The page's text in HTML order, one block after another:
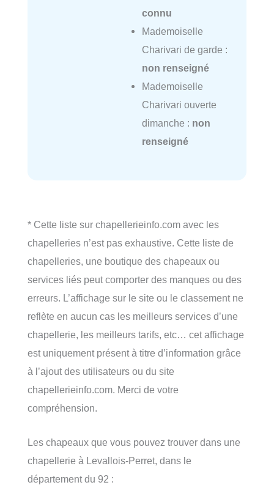
connu
Mademoiselle
Charivari de garde :
non renseigné
Mademoiselle
Charivari ouverte
dimanche : non
renseigné
* Cette liste sur chapellerieinfo.com avec les
chapelleries n’est pas exhaustive. Cette liste de
chapelleries, une boutique des chapeaux ou
services liés peut comporter des manques ou des
erreurs. L’affichage sur le site ou le classement ne
reflète en aucun cas les meilleurs services d’une
chapellerie, les meilleurs tarifs, etc… cet affichage
est uniquement présent à titre d’information grâce
à l’ajout des utilisateurs ou du site
chapellerieinfo.com. Merci de votre
compréhension.
Les chapeaux que vous pouvez trouver dans une
chapellerie à Levallois-Perret, dans le
département du 92 :